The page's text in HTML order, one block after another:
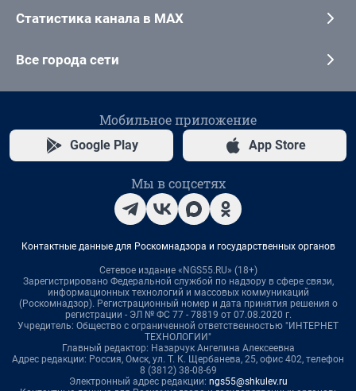
Статистика канала в MAX
Все города сети
Мобильное приложение
Google Play App Store
Мы в соцсетях
Контактные данные для Роскомнадзора и государственных органов
Сетевое издание «NGS55.RU» (18+)
Зарегистрировано Федеральной службой по надзору в сфере связи,
информационных технологий и массовых коммуникаций
(Роскомнадзор). Регистрационный номер и дата принятия решения о
регистрации - ЭЛ № ФС 77 - 78819 от 07.08.2020 г.
Учредитель: Общество с ограниченной ответственностью "ИНТЕРНЕТ
ТЕХНОЛОГИИ"
Главный редактор: Назарчук Ангелина Алексеевна
Адрес редакции: Россия, Омск, ул. Т. К. Щербанева, 25, офис 402, телефон
8 (3812) 38-08-69
Электронный адрес редакции: ngs55@shkulev.ru